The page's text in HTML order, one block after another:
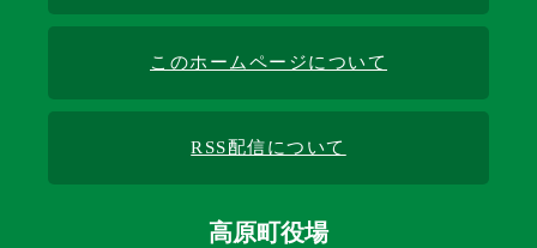
このホームページについて
RSS配信について
高原町役場